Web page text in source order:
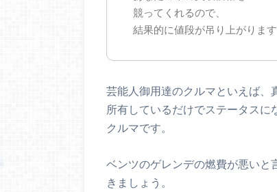
競ってくれるので、
結果的に値段が吊り上がります
芸能人御用達のクルマといえば、
所有しているだけでステータス
クルマです。
ベンツのゲレンデの燃費が悪いと
きましょう。